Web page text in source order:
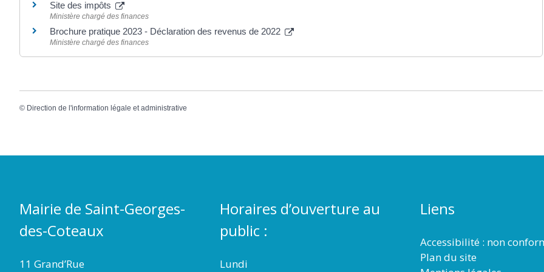
Site des impôts
Ministère chargé des finances
Brochure pratique 2023 - Déclaration des revenus de 2022
Ministère chargé des finances
© Direction de l'information légale et administrative
Mairie de Saint-Georges-
des-Coteaux
11 Grand’Rue
Horaires d’ouverture au
public :
Lundi
Liens
Accessibilité : non
Plan du site